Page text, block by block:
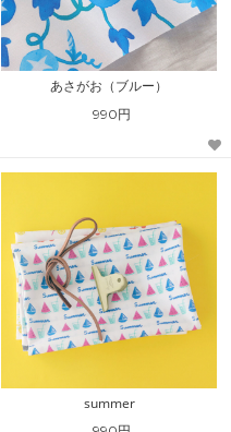
あさがお（ブルー）
990円
summer